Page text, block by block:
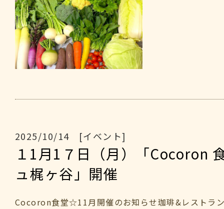
2025/10/14 [イベント]
１1月1７日（月）「Cocoron
ュ梶ヶ谷」開催
Cocoron食堂☆11月開催のお知らせ珈琲&レストラ